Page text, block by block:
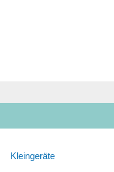
Kleingeräte